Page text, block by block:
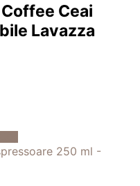
Ceai
Lavazza